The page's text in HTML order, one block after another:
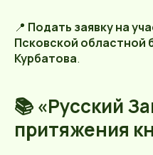
📍 Подать заявку на
Псковской областной
Курбатова.
📚 «Русский
притяжения